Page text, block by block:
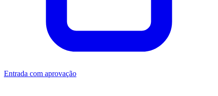
Entrada com aprovação